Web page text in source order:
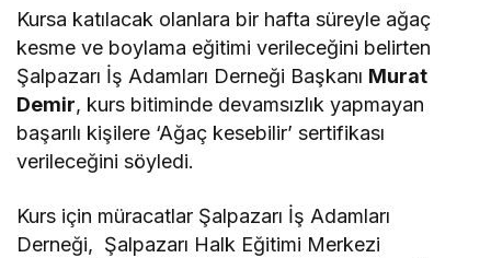
Kursa katılacak olanlara bir hafta süreyle ağaç
kesme ve boylama eğitimi verileceğini belirten
Şalpazarı İş Adamları Derneği Başkanı Murat
Demir, kurs bitiminde devamsızlık yapmayan
başarılı kişilere ‘Ağaç kesebilir’ sertifikası
verileceğini söyledi.
Kurs için müracatlar Şalpazarı İş Adamları
Derneği, Şalpazarı Halk Eğitimi Merkezi